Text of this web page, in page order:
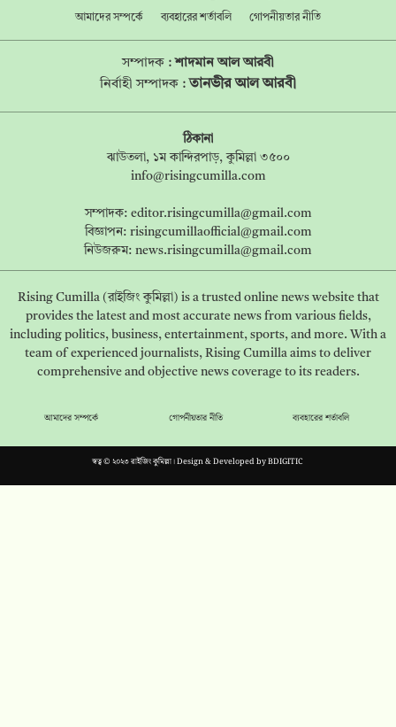
আমাদের সম্পর্কে ব্যবহারের শর্তাবলি গোপনীয়তার নীতি
সম্পাদক :শাদমান আল আরবী
নির্বাহী সম্পাদক :তানভীর আল আরবী
ঠিকানা
ঝাউতলা, ১ম কান্দিরপাড়, কুমিল্লা ৩৫০০
info@risingcumilla.com
সম্পাদক: editor.risingcumilla@gmail.com
বিজ্ঞাপন: risingcumillaofficial@gmail.com
নিউজরুম: news.risingcumilla@gmail.com
Rising Cumilla (রাইজিং কুমিল্লা) is a trusted online news website that
provides the latest and most accurate news from various fields,
including politics, business, entertainment, sports, and more. With a
team of experienced journalists, Rising Cumilla aims to deliver
comprehensive and objective news coverage to its readers.
আমাদের সম্পর্কে গোপনীয়তার নীতি ব্যবহারের শর্তাবলি
স্বত্ব © ২০২৩ রাইজিং কুমিল্লা। Design & Developed byBDIGITIC